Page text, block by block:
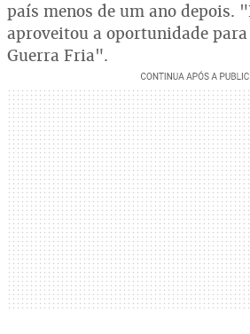
país menos de um ano depois.
aproveitou a oportunidade para
Guerra Fria".